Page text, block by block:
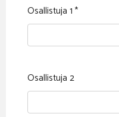
Osallistuja 1 *
Osallistuja 2